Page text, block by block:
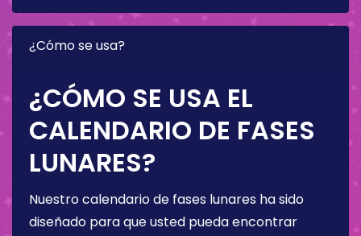
¿Cómo se usa?
¿CÓMO SE USA EL
CALENDARIO DE FASES
LUNARES?
Nuestro calendario de fases lunares ha sido
diseñado para que usted pueda encontrar